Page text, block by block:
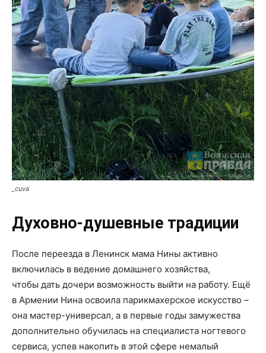
_cuva
Духовно-душевные традиции
После переезда в Ленинск мама Нины активно
включилась в ведение домашнего хозяйства,
чтобы дать дочери возможность выйти на работу. Ещё
в Армении Нина освоила парикмахерское искусство –
она мастер-универсал, а в первые годы замужества
дополнительно обучилась на специалиста ногтевого
сервиса, успев накопить в этой сфере немалый